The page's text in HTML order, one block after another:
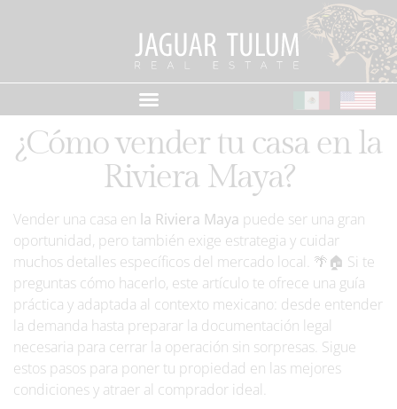
¿Cómo vender tu casa en la
Riviera Maya?
Vender una casa en la Riviera Maya puede ser una gran
oportunidad, pero también exige estrategia y cuidar
muchos detalles específicos del mercado local. 🌴🏠 Si te
preguntas cómo hacerlo, este artículo te ofrece una guía
práctica y adaptada al contexto mexicano: desde entender
la demanda hasta preparar la documentación legal
necesaria para cerrar la operación sin sorpresas. Sigue
estos pasos para poner tu propiedad en las mejores
condiciones y atraer al comprador ideal.